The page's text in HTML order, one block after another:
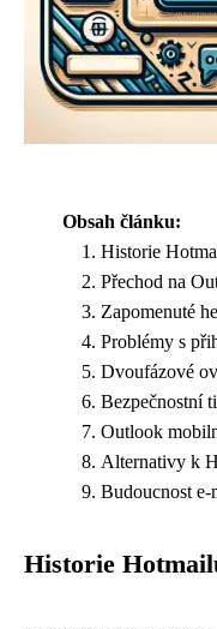
Obsah článku:
Historie
Přechod na
Zapomenuté
Problémy s
Dvoufázové
Bezpečnostní
Outlook
Alternativy k
Budoucnost e-
Historie